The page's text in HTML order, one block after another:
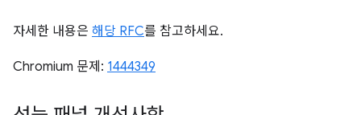
자세한 내용은 해당 RFC를 참고하세요.
Chromium 문제: 1444349